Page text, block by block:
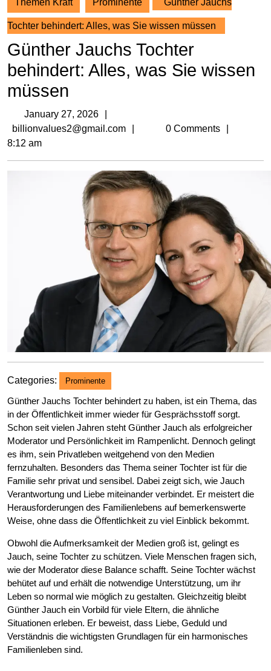
Themen Kraft Prominente Günther Jauchs
Tochter behindert: Alles, was Sie wissen müssen
Günther Jauchs Tochter
behindert: Alles, was Sie wissen
müssen
January 27, 2026
27,
billionvalues2@gmail.com billionvalues2@gmail.com
0 Comments
8:12 am
Categories: Prominente
Günther Jauchs Tochter behindert zu haben, ist ein Thema, das
in der Öffentlichkeit immer wieder für Gesprächsstoff sorgt.
Schon seit vielen Jahren steht Günther Jauch als erfolgreicher
Moderator und Persönlichkeit im Rampenlicht. Dennoch gelingt
es ihm, sein Privatleben weitgehend von den Medien
fernzuhalten. Besonders das Thema seiner Tochter ist für die
Familie sehr privat und sensibel. Dabei zeigt sich, wie Jauch
Verantwortung und Liebe miteinander verbindet. Er meistert die
Herausforderungen des Familienlebens auf bemerkenswerte
Weise, ohne dass die Öffentlichkeit zu viel Einblick bekommt.
Obwohl die Aufmerksamkeit der Medien groß ist, gelingt es
Jauch, seine Tochter zu schützen. Viele Menschen fragen sich,
wie der Moderator diese Balance schafft. Seine Tochter wächst
behütet auf und erhält die notwendige Unterstützung, um ihr
Leben so normal wie möglich zu gestalten. Gleichzeitig bleibt
Günther Jauch ein Vorbild für viele Eltern, die ähnliche
Situationen erleben. Er beweist, dass Liebe, Geduld und
Verständnis die wichtigsten Grundlagen für ein harmonisches
Familienleben sind.